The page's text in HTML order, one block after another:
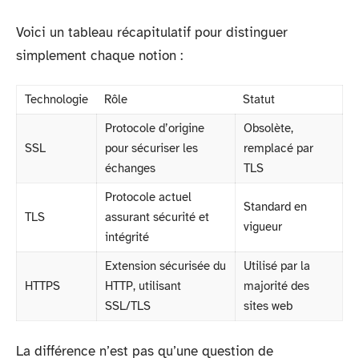
Voici un tableau récapitulatif pour distinguer
simplement chaque notion :
Technologie Rôle Statut
SSL
Protocole d’origine
pour sécuriser les
échanges
Obsolète,
remplacé par
TLS
TLS
Protocole actuel
assurant sécurité et
intégrité
Standard en
vigueur
HTTPS
Extension sécurisée du
HTTP, utilisant
SSL/TLS
Utilisé par la
majorité des
sites web
La différence n’est pas qu’une question de